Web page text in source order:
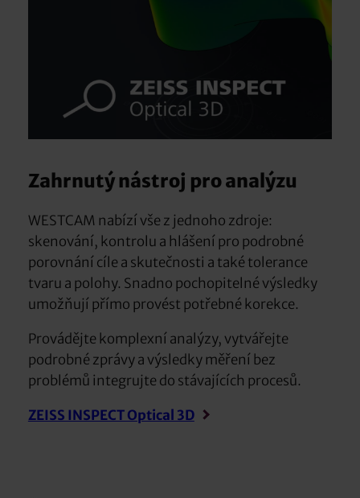
Zahrnutý nástroj pro analýzu
WESTCAM nabízí vše z jednoho zdroje:
skenování, kontrolu a hlášení pro podrobné
porovnání cíle a skutečnosti a také tolerance
tvaru a polohy. Snadno pochopitelné výsledky
umožňují přímo provést potřebné korekce.
Provádějte komplexní analýzy, vytvářejte
podrobné zprávy a výsledky měření bez
problémů integrujte do stávajících procesů.
ZEISS INSPECT Optical 3D